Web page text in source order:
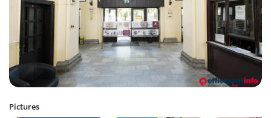
Pictures